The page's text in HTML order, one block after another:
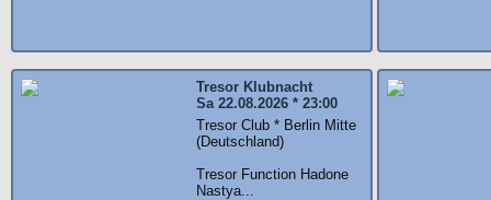
Tresor Klubnacht
Sa 22.08.2026 * 23:00
Tresor Club * Berlin Mitte
(Deutschland)
Tresor Function Hadone
Nastya...